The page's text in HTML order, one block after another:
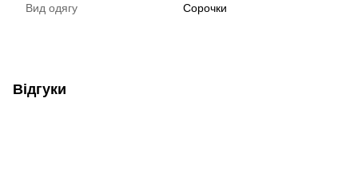
Вид одягу Сорочки
Відгуки